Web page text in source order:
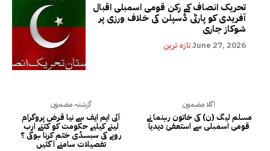
تحریک انصاف کے رکن قومی اسمبلی اقبال
آفریدی کو پارٹی ڈسپلن کی خلاف ورزی پر
شوکاز جاری
تازہ ترینJune 27, 2026
گزشتہ مضمون
آئی ایم ایف سے نیا قرض پروگرام
لینے کیلیے حکومت کو کتنے ارب
روپے کی سبسڈی ختم کرنا ہوگی ؟
تفصیلات سامنے آ گئیں
اگلا مضمون
مسلم لیگ (ن) کی خاتون رہنما نے
قومی اسمبلی سے استعفیٰ دیدیا